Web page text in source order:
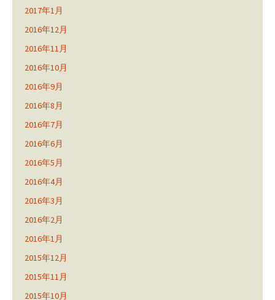
2017年1月
2016年12月
2016年11月
2016年10月
2016年9月
2016年8月
2016年7月
2016年6月
2016年5月
2016年4月
2016年3月
2016年2月
2016年1月
2015年12月
2015年11月
2015年10月